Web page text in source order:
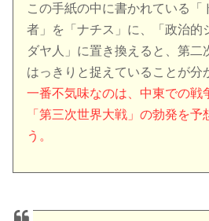
この手紙の中に書かれている「
者」を「ナチス」に、「政治的
ダヤ人」に置き換えると、第二
はっきりと捉えていることが分
一番不気味なのは、中東での戦
「第三次世界大戦」の勃発を
う。